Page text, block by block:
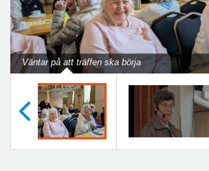
Väntar på att träffen ska börja
Previous